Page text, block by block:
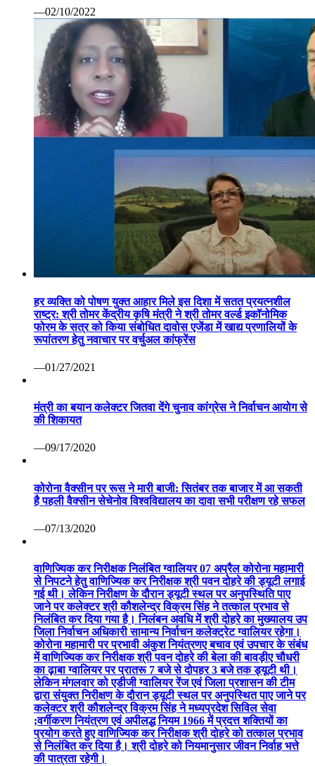
—02/10/2022
हर व्यक्ति को पोषण युक्त आहार मिले इस दिशा में सतत प्रयत्नशील
राष्ट्र: श्री तोमर केंद्रीय कृषि मंत्री ने श्री तोमर वर्ल्ड इकॉनोमिक
फोरम के सत्र को किया संबोधित दावोस एजेंडा में खाद्य प्रणालियों के
रूपांतरण हेतु नवाचार पर वर्चुअल कांफ्रेंस
—01/27/2021
मंत्री का बयान कलेक्टर जितवा देंगे चुनाव कांग्रेस ने निर्वाचन आयोग से
की शिकायत
—09/17/2020
कोरोना वैक्सीन पर रूस ने मारी बाजी: सितंबर तक बाजार में आ सकती
है पहली वैक्सीन सेचेनोव विश्वविद्यालय का दावा सभी परीक्षण रहे सफल
—07/13/2020
वाणिज्यिक कर निरीक्षक निलंबित ग्वालियर 07 अप्रैल कोरोना महामारी
से निपटने हेतु वाणिज्यिक कर निरीक्षक श्री पवन दोहरे की ड्यूटी लगाई
गई थी। लेकिन निरीक्षण के दौरान ड्यूटी स्थल पर अनुपस्थिति पाए
जाने पर कलेक्टर श्री कौशलेन्द्र विक्रम सिंह ने तत्काल प्रभाव से
निलंबित कर दिया गया है। निलंबन अवधि में श्री दोहरे का मुख्यालय उप
जिला निर्वाचन अधिकारी सामान्य निर्वाचन कलेक्ट्रेट ग्वालियर रहेगा।
कोरोना महामारी पर प्रभावी अंकुश नियंत्रणए बचाव एवं उपचार के संबंध
में वाणिज्यिक कर निरीक्षक श्री पवन दोहरे की बेला की बावड़ीए चौधरी
का ढ़ाबा ग्वालियर पर प्रातरू 7 बजे से दोपहर 3 बजे तक ड्यूटी थी।
लेकिन मंगलवार को एडीजी ग्वालियर रेंज एवं जिला प्रशासन की टीम
द्वारा संयुक्त निरीक्षण के दौरान ड्यूटी स्थल पर अनुपस्थित पाए जाने पर
कलेक्टर श्री कौशलेन्द्र विक्रम सिंह ने मध्यप्रदेश सिविल सेवा
;वर्गीकरण नियंत्रण एवं अपीलद्ध नियम 1966 में प्रदत्त शक्तियों का
प्रयोग करते हुए वाणिज्यिक कर निरीक्षक श्री दोहरे को तत्काल प्रभाव
से निलंबित कर दिया है। श्री दोहरे को नियमानुसार जीवन निर्वाह भत्ते
की पात्रता रहेगी।